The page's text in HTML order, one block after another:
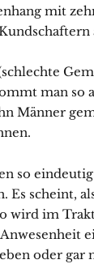
mit
man so
Männer
so
Es scheint,
wird im
oder gar